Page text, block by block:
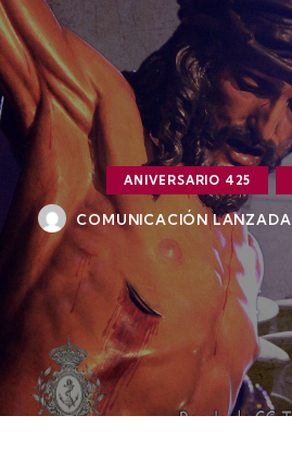
ANIVERSARIO 425
COMUNICACIÓN LANZADA